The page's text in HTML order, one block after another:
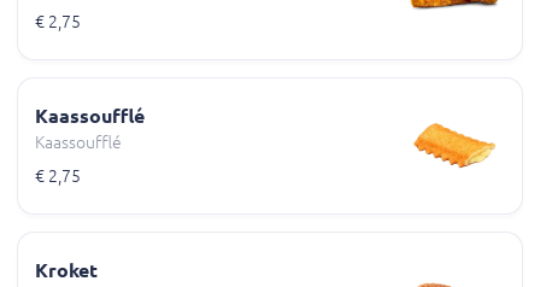
€ 2,75
Kaassoufflé
Kaassoufflé
€ 2,75
Kroket